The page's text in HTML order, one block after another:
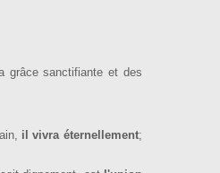
grâce sanctifiante et des
il vivra éternellement;